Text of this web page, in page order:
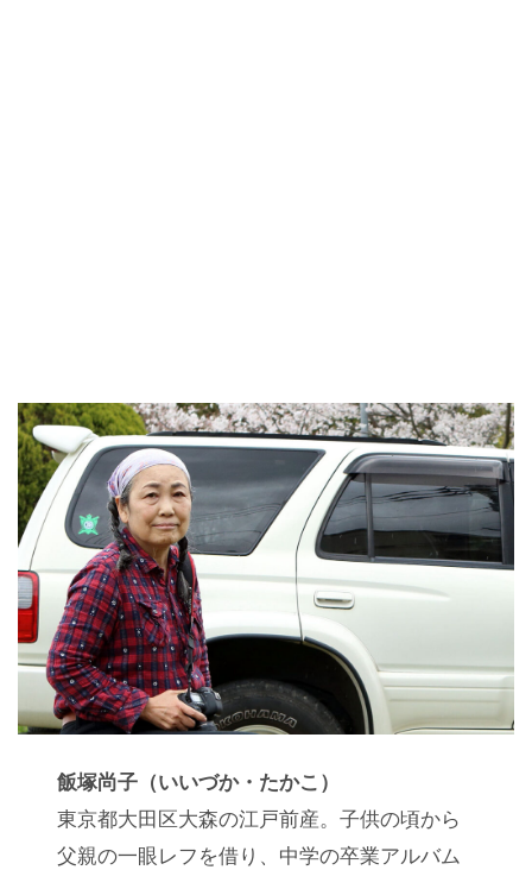
飯塚尚子（いいづか・たかこ）
東京都大田区大森の江戸前産。子供の頃から
父親の一眼レフを借り、中学の卒業アルバム